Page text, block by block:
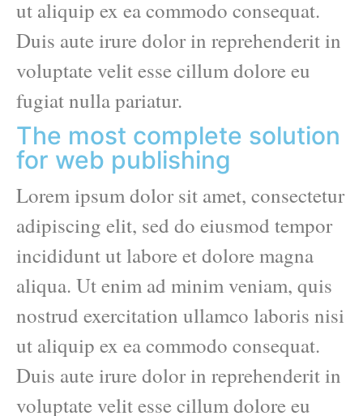
ut aliquip ex ea commodo consequat.
Duis aute irure dolor in reprehenderit in
voluptate velit esse cillum dolore eu
fugiat nulla pariatur.
The most complete solution
for web publishing
Lorem ipsum dolor sit amet, consectetur
adipiscing elit, sed do eiusmod tempor
incididunt ut labore et dolore magna
aliqua. Ut enim ad minim veniam, quis
nostrud exercitation ullamco laboris nisi
ut aliquip ex ea commodo consequat.
Duis aute irure dolor in reprehenderit in
voluptate velit esse cillum dolore eu